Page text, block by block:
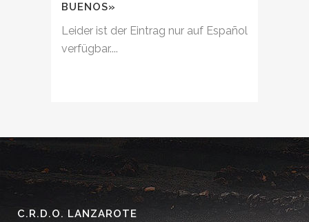
BUENOS»
Leider ist der Eintrag nur auf Español
verfügbar....
C.R.D.O. LANZAROTE